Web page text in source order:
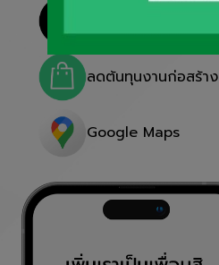
ลดต้นทุนงานก่อสร้าง
Google Maps